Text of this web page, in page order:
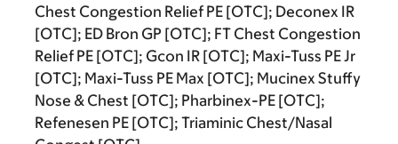
Chest Congestion Relief PE [OTC]; Deconex IR
[OTC]; ED Bron GP [OTC]; FT Chest Congestion
Relief PE [OTC]; Gcon IR [OTC]; Maxi-Tuss PE Jr
[OTC]; Maxi-Tuss PE Max [OTC]; Mucinex Stuffy
Nose & Chest [OTC]; Pharbinex-PE [OTC];
Refenesen PE [OTC]; Triaminic Chest/Nasal